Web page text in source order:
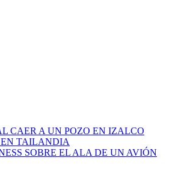
CAER A UN POZO EN IZALCO
EN TAILANDIA
SOBRE EL ALA DE UN AVIÓN